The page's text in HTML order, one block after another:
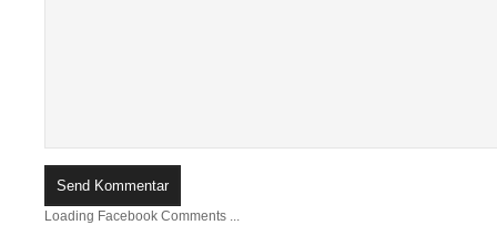
Loading Facebook Comments ...